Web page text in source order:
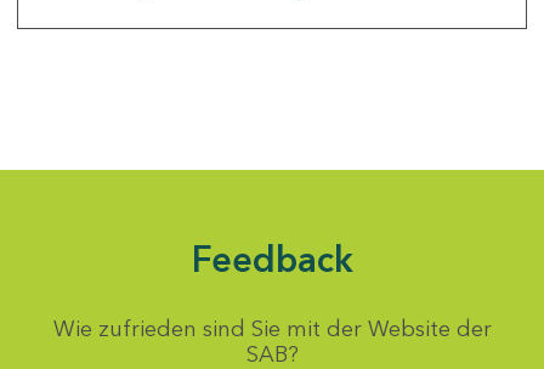
Feedback
Wie zufrieden sind Sie mit der Website der
SAB?